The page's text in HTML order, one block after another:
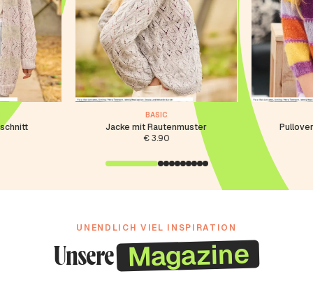
BASIC
Jacke mit Rautenmuster
€3.90
UNENDLICH VIEL INSPIRATION
Unsere Magazine